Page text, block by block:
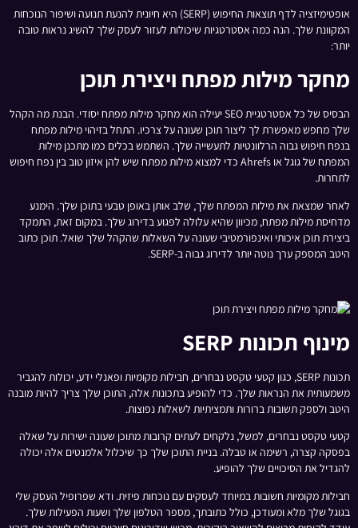
אופטימיזציה לדף תוצאות החיפוש (SERP) היא חיונית להנעת תנועה ושיפור הנוכחות
המקוונת שלך. הנה כמה אסטרטגיות שיכולות לעזור לעסק שלך להשיג נראות טובה
יותר:
מחקר מילות מפתח ויצירת תוכן
הבסיס של כל אסטרטגיית SEO יעילה הוא מחקר מילות מפתח יסודי. הבנת מה הקהל
שלך מחפש מאפשרת לך ליצור תוכן שעונה על צרכיו. התחל בזיהוי מילות מפתח
בנפח חיפוש גבוה הרלוונטיות לתעשייה שלך. השתמש בכלים כמו מתכנן מילות
המפתח של גוגל או Ahrefs כדי למצוא מילות מפתח שיש להן איזון טוב בין נפח חיפוש
לתחרות.
לאחר שמצאת את מילות המפתח שלך, שלב אותן באופן טבעי בתוכן שלך. הימנע
מדחיסת מילות מפתח, מכיוון שהיא עלולה לפגוע בדירוג שלך. במקום זאת, התמקד
ביצירת תוכן איכותי ואינפורמטיבי שעונה על השאלות שהקהל שלך שואל. תוכן כתוב
היטב המספק ערך נוטה יותר לדירוג גבוה ב-SERP.
מינוף תכונות SERP
תכונות SERP, כגון קטעי טקסט נבחרים, חבילות מקומיות ופאנלי ידע, יכולות להגביר
משמעותית את הנראות שלך. כדי להופיע בתכונות אלה, התוכן שלך צריך להיות מובנה
היטב ולספק תשובות ברורות ותמציתיות לשאלות נפוצות.
קטעי טקסט נבחרים, למשל, נלקחים לעתים קרובות מתוכן שעונה ישירות על שאלה
בפסקה קצרה, רשימה או טבלה. בניית התוכן שלך כך שיכלול אלמנטים אלה יכולה
להגדיל את הסיכויים שלך להופיע.
חבילות מקומיות חשובות במיוחד לעסקים עם נוכחות פיזית. ודא שפרופיל העסק שלי
בגוגל שלך מלא ומעודכן, כולל כתובתך, מספר הטלפון שלך ושעות הפעילות שלך.